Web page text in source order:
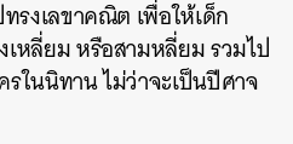
รงเลขาคณิต เพื่อให้เด็ก
หลี่ยม หรือสามหลี่ยม รวมไป
ในนิทาน ไม่ว่าจะเป็นปีศาจ